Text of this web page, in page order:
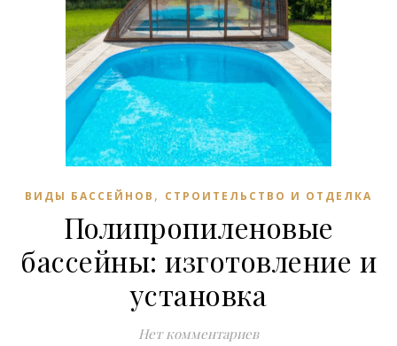
ВИДЫ БАССЕЙНОВ , СТРОИТЕЛЬСТВО И ОТДЕЛКА
Полипропиленовые
бассейны: изготовление и
установка
Нет комментариев